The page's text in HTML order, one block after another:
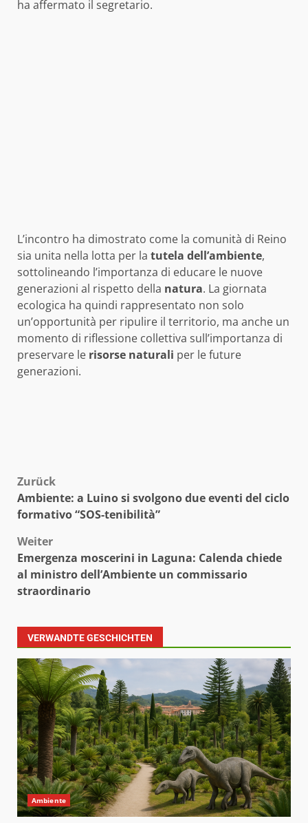
ha affermato il segretario.
L’incontro ha dimostrato come la comunità di Reino
sia unita nella lotta per la tutela dell’ambiente,
sottolineando l’importanza di educare le nuove
generazioni al rispetto della natura. La giornata
ecologica ha quindi rappresentato non solo
un’opportunità per ripulire il territorio, ma anche un
momento di riflessione collettiva sull’importanza di
preservare le risorse naturali per le future
generazioni.
Beitragsnavigation
Zurück
Ambiente: a Luino si svolgono due eventi del ciclo
formativo “SOS-tenibilità”
Weiter
Emergenza moscerini in Laguna: Calenda chiede
al ministro dell’Ambiente un commissario
straordinario
VERWANDTE GESCHICHTEN
Ambiente